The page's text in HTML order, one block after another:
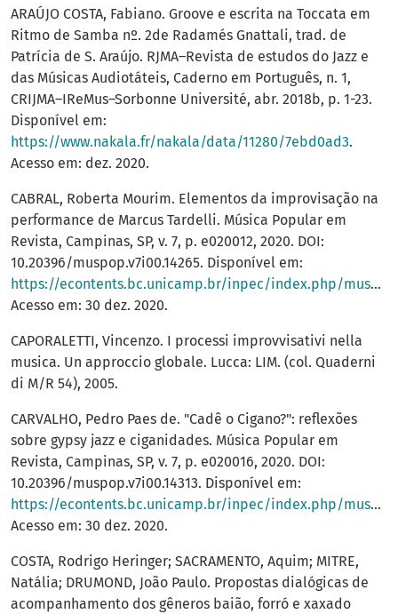
ARAÚJO COSTA, Fabiano. Groove e escrita na Toccata em
Ritmo de Samba nº. 2de Radamés Gnattali, trad. de
Patrícia de S. Araújo. RJMA–Revista de estudos do Jazz e
das Músicas Audiotáteis, Caderno em Português, n. 1,
CRIJMA–IReMus–Sorbonne Université, abr. 2018b, p. 1-23.
Disponível em:
https://www.nakala.fr/nakala/data/11280/7ebd0ad3.
Acesso em: dez. 2020.
CABRAL, Roberta Mourim. Elementos da improvisação na
performance de Marcus Tardelli. Música Popular em
Revista, Campinas, SP, v. 7, p. e020012, 2020. DOI:
10.20396/muspop.v7i00.14265. Disponível em:
https://econtents.bc.unicamp.br/inpec/index.php/muspop/article/view/14265
Acesso em: 30 dez. 2020.
CAPORALETTI, Vincenzo. I processi improvvisativi nella
musica. Un approccio globale. Lucca: LIM. (col. Quaderni
di M/R 54), 2005.
CARVALHO, Pedro Paes de. "Cadê o Cigano?": reflexões
sobre gypsy jazz e ciganidades. Música Popular em
Revista, Campinas, SP, v. 7, p. e020016, 2020. DOI:
10.20396/muspop.v7i00.14313. Disponível em:
https://econtents.bc.unicamp.br/inpec/index.php/muspop/article/view/14313
Acesso em: 30 dez. 2020.
COSTA, Rodrigo Heringer; SACRAMENTO, Aquim; MITRE,
Natália; DRUMOND, João Paulo. Propostas dialógicas de
acompanhamento dos gêneros baião, forró e xaxado